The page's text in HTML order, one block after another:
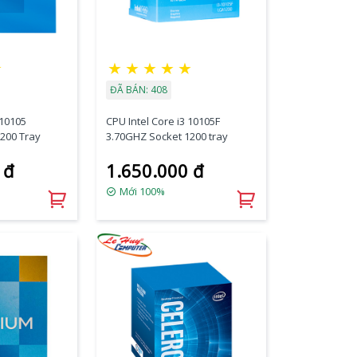
Tray
★ ★ ★ ★ ★
ĐÃ BÁN: 408
CPU Intel Core i3 10105F
3.70GHZ Socket 1200 tray
1.650.000 đ
Mới 100%